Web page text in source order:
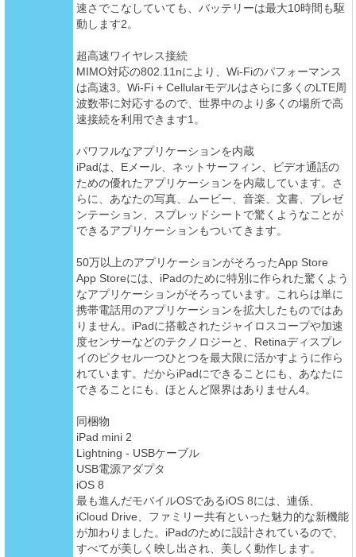
速さでこなしていても、バッテリーは最大10時間も駆
動します2。
超高速ワイヤレス接続
MIMO対応の802.11nにより、Wi-Fiのパフォーマンス
は高速3。Wi-Fi + Cellularモデルはさらに多くのLTE周
波数帯に対応するので、世界中のより多くの場所で高
速接続を利用できます1。
パワフルなアプリケーションを内蔵
iPadは、Eメール、ネットサーフィン、ビデオ通話の
ための優れたアプリケーションを内蔵しています。さ
らに、あなたの写真、ムービー、音楽、文書、プレゼ
ンテーション、スプレッドシートで驚くようなことが
できるアプリケーションもついてきます。
50万以上のアプリケーションがそろったApp Store
App Storeには、iPadのために特別に作られた驚くよう
なアプリケーションがそろっています。これらは単に
携帯電話用のアプリケーションを拡大したものではあ
りません。iPadに搭載されたジャイロスコープや加速
度センサーなどのテクノロジーと、Retinaディスプレ
イのピクセル一つひとつを最大限に活かすように作ら
れています。だからiPadにできることにも、あなたに
できることにも、ほとんど限界はありません4。
同梱物
iPad mini 2
Lightning - USBケーブル
USB電源アダプタ
iOS 8
最も進んだモバイルOSであるiOS 8には、連係、
iCloud Drive、ファミリー共有といった魅力的な新機能
が加わりました。iPadのために設計されているので、
すべてが美しく映し出され、美しく動作します。